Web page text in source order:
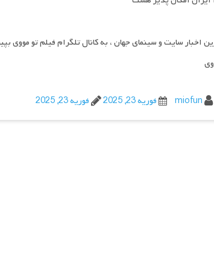
اخبار سایت و سینمای جهان ، به کانال تلگرام فیلم تو مووی
miofun فوریه 23, 2025 فوریه 23, 2025